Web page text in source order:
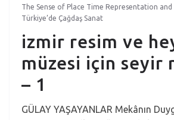
The Sense of Place Time Representation
Türkiye’de Çağdaş Sanat
izmir resim ve
müzesi için seyir
– 1
GÜLAY YAŞAYANLAR Mekânın